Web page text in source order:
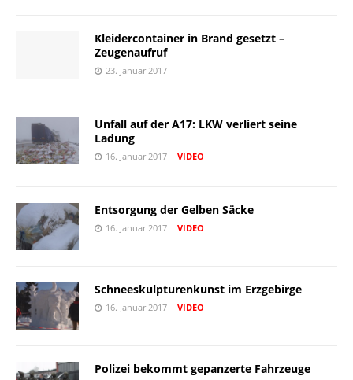
Kleidercontainer in Brand gesetzt –
Zeugenaufruf
23. Januar 2017
Unfall auf der A17: LKW verliert seine
Ladung
16. Januar 2017 VIDEO
Entsorgung der Gelben Säcke
16. Januar 2017 VIDEO
Schneeskulpturenkunst im Erzgebirge
16. Januar 2017 VIDEO
Polizei bekommt gepanzerte Fahrzeuge